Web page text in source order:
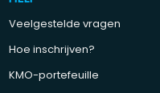
Veelgestelde vragen
Hoe inschrijven?
KMO-portefeuille